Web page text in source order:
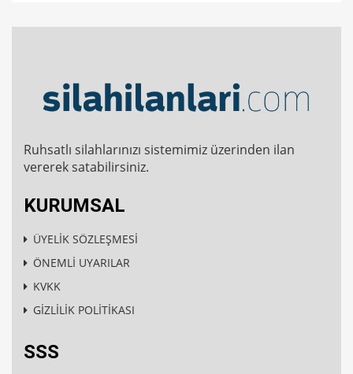
Ruhsatlı silahlarınızı sistemimiz üzerinden ilan
vererek satabilirsiniz.
KURUMSAL
ÜYELİK SÖZLEŞMESİ
ÖNEMLİ UYARILAR
KVKK
GİZLİLİK POLİTİKASI
SSS